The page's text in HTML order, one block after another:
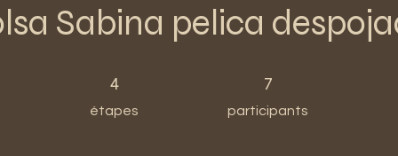
Sabina pelica
4
étapes
7
participants